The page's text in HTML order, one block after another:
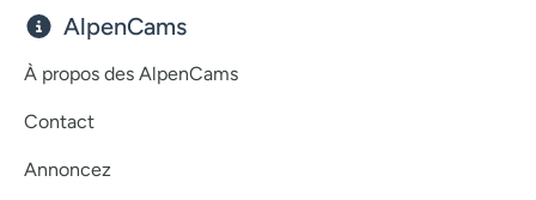
AlpenCams
À propos des AlpenCams
Contact
Annoncez